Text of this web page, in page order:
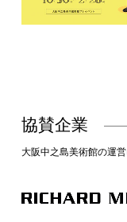
協賛企業
大阪中之島美術館の運